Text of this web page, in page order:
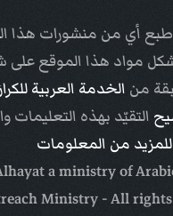
أي من منشورات هذا
مواد هذا الموقع على
من الخدمة العربية
التقيّد بهذه التعليمات
للمزيد من المعلومات
Ministry- All